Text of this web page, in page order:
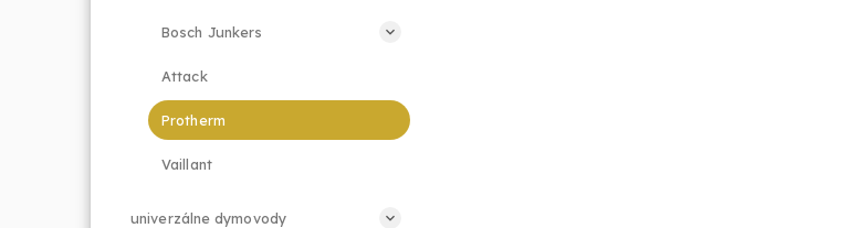
Bosch Junkers
Attack
Protherm
Vaillant
univerzálne dymovody